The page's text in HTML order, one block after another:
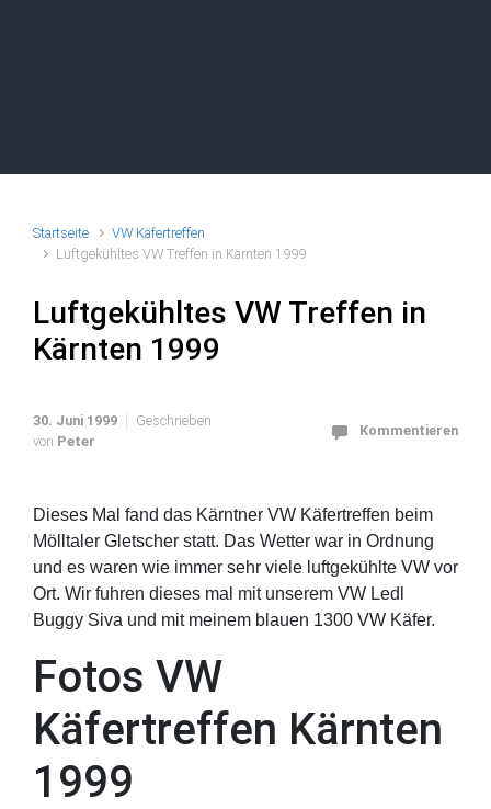
Startseite
VW Käfertreffen
Luftgekühltes VW Treffen in Kärnten 1999
Luftgekühltes VW Treffen in
Kärnten 1999
30. Juni 1999
Geschrieben
von Peter
Kommentieren
Dieses Mal fand das Kärntner VW Käfertreffen beim
Mölltaler Gletscher statt. Das Wetter war in Ordnung
und es waren wie immer sehr viele luftgekühlte VW vor
Ort. Wir fuhren dieses mal mit unserem VW Ledl
Buggy Siva und mit meinem blauen 1300 VW Käfer.
Fotos VW
Käfertreffen Kärnten
1999